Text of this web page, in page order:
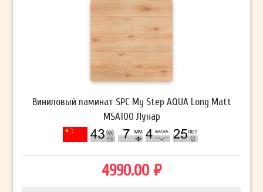
Виниловый ламинат SPC My Step AQUA Long Matt
MSA100 Лунар
4990.00 ₽